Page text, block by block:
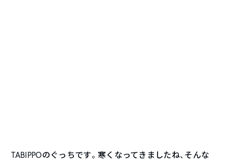
TABIPPOのぐっちです。寒くなってきましたね、そんな